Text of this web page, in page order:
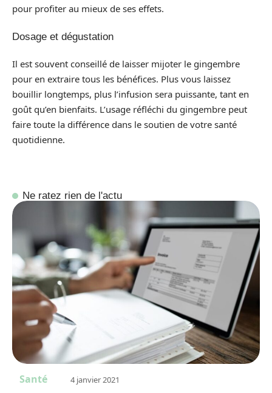
pour profiter au mieux de ses effets.
Dosage et dégustation
Il est souvent conseillé de laisser mijoter le gingembre
pour en extraire tous les bénéfices. Plus vous laissez
bouillir longtemps, plus l’infusion sera puissante, tant en
goût qu’en bienfaits. L’usage réfléchi du gingembre peut
faire toute la différence dans le soutien de votre santé
quotidienne.
Ne ratez rien de l'actu
Santé 4 janvier 2021